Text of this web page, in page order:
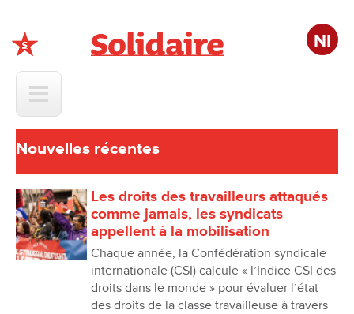
Nl
Solidaire
Nouvelles récentes
Les droits des travailleurs attaqués
comme jamais, les syndicats
appellent à la mobilisation
Chaque année, la Confédération syndicale
internationale (CSI) calcule « l’Indice CSI des
droits dans le monde » pour évaluer l’état
des droits de la classe travailleuse à travers